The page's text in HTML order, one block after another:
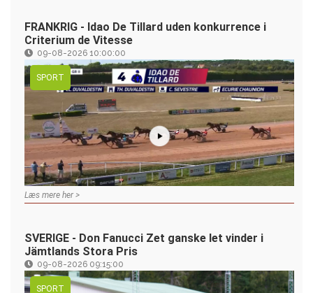
FRANKRIG - Idao De Tillard uden konkurrence i
Criterium de Vitesse
09-08-2026 10:00:00
SPORT
Læs mere her >
SVERIGE - Don Fanucci Zet ganske let vinder i
Jämtlands Stora Pris
09-08-2026 09:15:00
SPORT